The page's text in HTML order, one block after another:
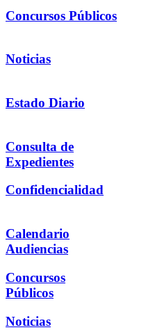
Concursos Públicos
Noticias
Estado Diario
Consulta de
Expedientes
Confidencialidad
Calendario
Audiencias
Concursos
Públicos
Noticias